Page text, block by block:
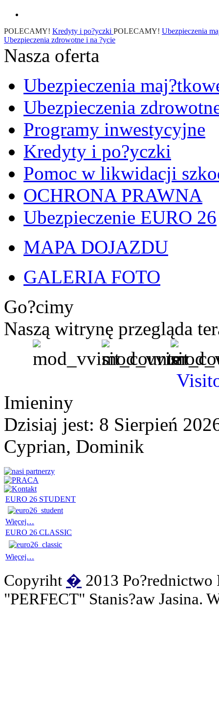
POLECAMY! Kredyty i po?yczki POLECAMY! Ubezpieczenia
Ubezpieczenia zdrowotne i na ?ycie
Nasza oferta
Ubezpieczenia
Ubezpieczenia
Programy inwestycyjne
Kredyty i po?yczki
Pomoc w likwidacji
OCHRONA PRAWNA
Ubezpieczenie EURO 26
MAPA DOJAZDU
GALERIA FOTO
Go?cimy
Naszą witrynę przegląda
Imieniny
Dzisiaj jest: 8 Sierpień
Cyprian, Dominik
EURO 26 STUDENT
Więcej…
EURO 26 CLASSIC
Więcej…
Copyriht � 2013
"PERFECT" Stanis?aw Jasina.